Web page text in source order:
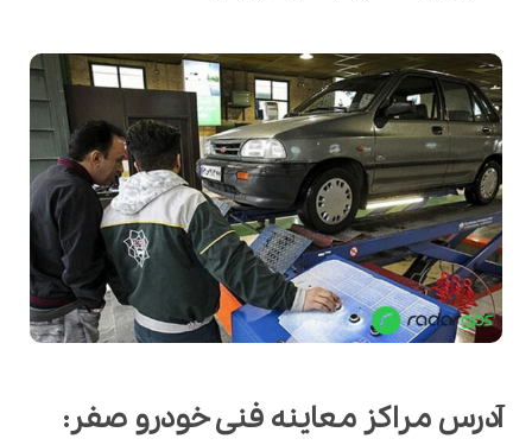
آدرس مراکز معاینه فنی خودرو صفر: